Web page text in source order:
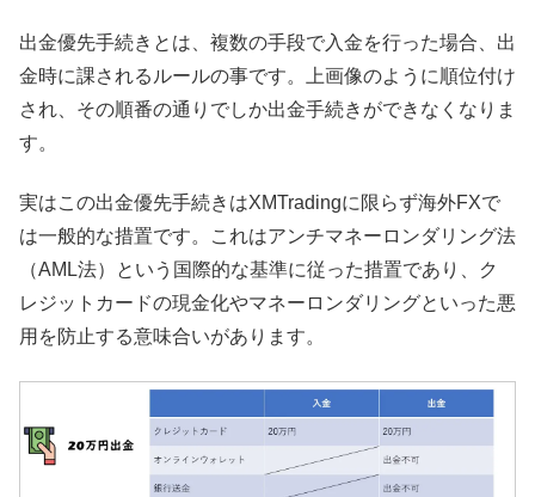
出金優先手続きとは、複数の手段で入金を行った場合、出
金時に課されるルールの事です。上画像のように順位付け
され、その順番の通りでしか出金手続きができなくなりま
す。
実はこの出金優先手続きはXMTradingに限らず海外FXで
は一般的な措置です。これはアンチマネーロンダリング法
（AML法）という国際的な基準に従った措置であり、ク
レジットカードの現金化やマネーロンダリングといった悪
用を防止する意味合いがあります。